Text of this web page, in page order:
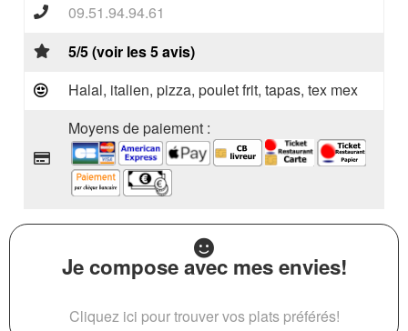
09.51.94.94.61
5/5 (voir les 5 avis)
Halal, italien, pizza, poulet frit, tapas, tex mex
Moyens de paiement :
Je compose avec mes envies!
Cliquez ici pour trouver vos plats préférés!